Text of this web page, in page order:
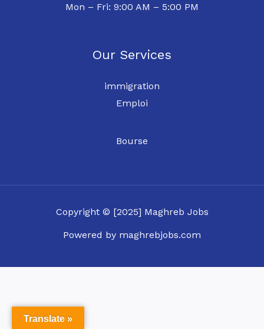
Mon – Fri: 9:00 AM – 5:00 PM
Our Services
immigration
Emploi
Bourse
Copyright © [2025] Maghreb Jobs
Powered by maghrebjobs.com
Translate »